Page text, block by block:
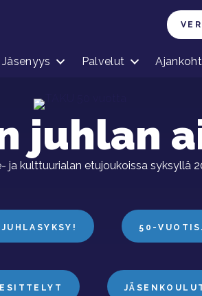
Jäsenyys Palvelut
juhlan
kulttuurialan etujoukoissa syksyllä
50-